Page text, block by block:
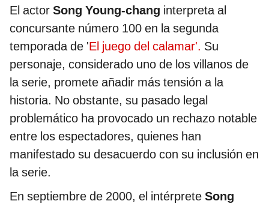
El actor Song Young-chang interpreta al
concursante número 100 en la segunda
temporada de 'El juego del calamar'. Su
personaje, considerado uno de los villanos de
la serie, promete añadir más tensión a la
historia. No obstante, su pasado legal
problemático ha provocado un rechazo notable
entre los espectadores, quienes han
manifestado su desacuerdo con su inclusión en
la serie.
En septiembre de 2000, el intérprete Song